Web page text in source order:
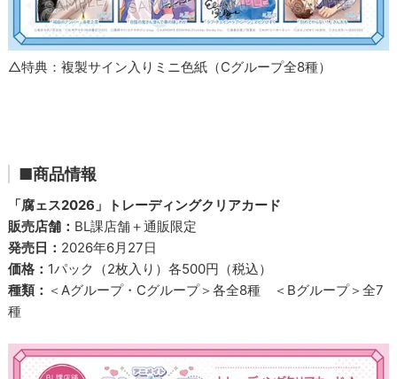
△特典：複製サイン入りミニ色紙（Cグループ全8種）
■商品情報
「腐ェス2026」トレーディングクリアカード
販売店舗： BL課店舗＋通販限定
発売日： 2026年6月27日
価格： 1パック（2枚入り）各500円（税込）
種類： ＜Aグループ・Cグループ＞各全8種 ＜Bグループ＞全7
種